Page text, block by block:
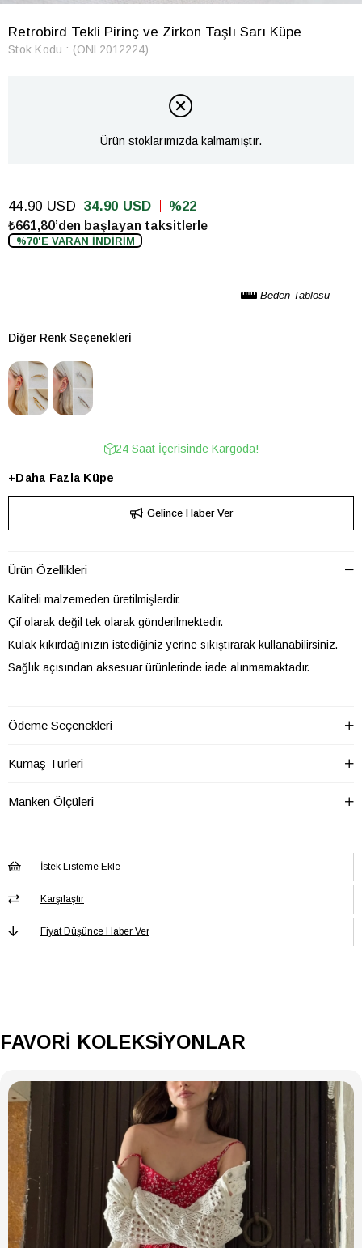
Retrobird Tekli Pirinç ve Zirkon Taşlı Sarı Küpe
Stok Kodu (ONL2012224)
Ürün stoklarımızda kalmamıştır.
44.90 USD 34.90 USD
22
₺661,80’den başlayan taksitlerle
%70'E VARAN İNDİRİM
Beden Tablosu
Diğer Renk Seçenekleri
24 Saat İçerisinde Kargoda!
+Daha Fazla Küpe
Gelince Haber Ver
Ürün Özellikleri
Kaliteli malzemeden üretilmişlerdir.
Çif olarak değil tek olarak gönderilmektedir.
Kulak kıkırdağınızın istediğiniz yerine sıkıştırarak kullanabilirsiniz.
Sağlık açısından aksesuar ürünlerinde iade alınmamaktadır.
Taş Cinsi
Materyal
Ödeme Seçenekleri
Kumaş Türleri
Manken Ölçüleri
İstek Listeme Ekle
Karşılaştır
Fiyat Düşünce Haber Ver
FAVORİ KOLEKSİYONLAR